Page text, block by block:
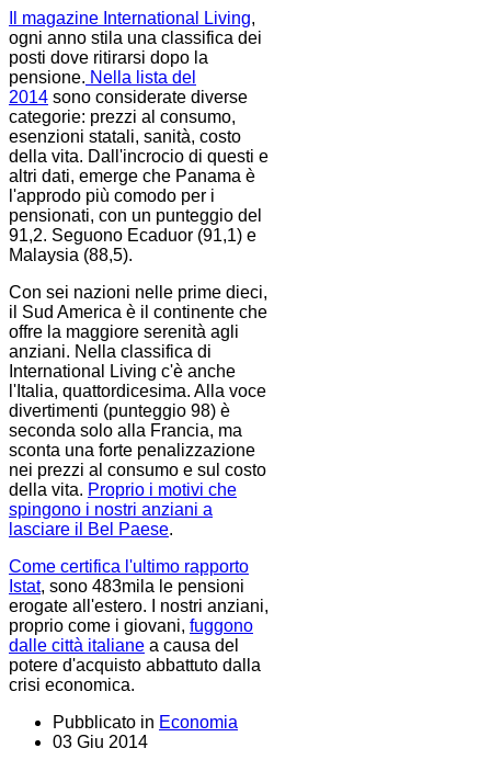
Il magazine International Living,
ogni anno stila una classifica dei
posti dove ritirarsi dopo la
pensione. Nella lista del
2014 sono considerate diverse
categorie: prezzi al consumo,
esenzioni statali, sanità, costo
della vita. Dall'incrocio di questi e
altri dati, emerge che Panama è
l'approdo più comodo per i
pensionati, con un punteggio del
91,2. Seguono Ecaduor (91,1) e
Malaysia (88,5).
Con sei nazioni nelle prime dieci,
il Sud America è il continente che
offre la maggiore serenità agli
anziani. Nella classifica di
International Living c'è anche
l'Italia, quattordicesima. Alla voce
divertimenti (punteggio 98) è
seconda solo alla Francia, ma
sconta una forte penalizzazione
nei prezzi al consumo e sul costo
della vita. Proprio i motivi che
spingono i nostri anziani a
lasciare il Bel Paese.
Come certifica l'ultimo rapporto
Istat, sono 483mila le pensioni
erogate all'estero. I nostri anziani,
proprio come i giovani, fuggono
dalle città italiane a causa del
potere d'acquisto abbattuto dalla
crisi economica.
Pubblicato in Economia
03 Giu 2014